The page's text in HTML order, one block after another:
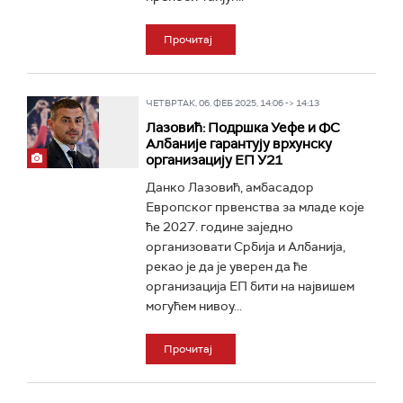
Прочитај
ЧЕТВРТАК, 06. ФЕБ 2025, 14:06 -> 14:13
Лазовић: Подршка Уефе и ФС
Албаније гарантују врхунску
организацију ЕП У21
Данко Лазовић, амбасадор
Европског првенства за младе које
ће 2027. године заједно
организовати Србија и Албанија,
рекао је да је уверен да ће
организација ЕП бити на највишем
могућем нивоу...
Прочитај